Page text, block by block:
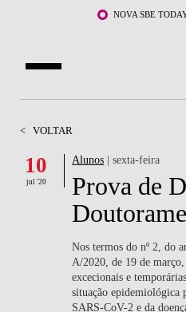
Saltar para o conteúdo principalNOVA SBE
DOCENTES E INVESTIGAÇÃO
COMUNIDADE
LIFE AT NOVA SBE
WHAT'S HAPPENING
< VOLTAR
10
jul '20
Alunos | sexta-feira
Prova de
Nos termos do nº 2, do
A/2020, de 19 de
excecionais e
situação epidemiológica
SARS-CoV-2 e da